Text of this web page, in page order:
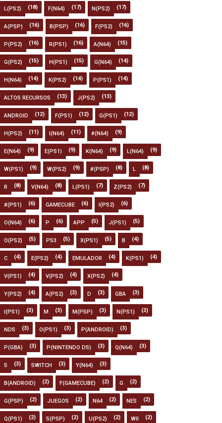
L(PS2) (18) F(N64) (17) N(PS2) (17)
A(PSP) (16) B(PSP) (16) F(PS2) (16)
P(PS2) (16) R(PS1) (16) A(N64) (15)
G(PS2) (15) H(PS1) (15) G(N64) (14)
H(N64) (14) K(PS2) (14) P(PS1) (14)
ALTOS RECURSOS (13) J(PS2) (13)
ANDROID (12) F(PS1) (12) G(PS1) (12)
H(PS2) (11) I(N64) (11) #(N64) (9)
E(N64) (9) E(PS1) (9) K(N64) (9) L(N64) (9)
W(PS1) (9) W(PS2) (9) #(PSP) (8) L (8)
R (8) V(N64) (8) L(PS1) (7) Z(PS2) (7)
#(PS1) (6) GAMECUBE (6) I(PS2) (6)
O(N64) (6) P (6) APP (5) J(PS1) (5)
O(PS2) (5) PS3 (5) X(PS1) (5) B (4)
C (4) E(PS2) (4) EMULADOR (4) K(PS1) (4)
V(PS1) (4) V(PS2) (4) X(PS2) (4)
Y(PS2) (4) A(PS2) (3) D (3) GBA (3)
I(PS1) (3) M (3) M(PSP) (3) N(PS1) (3)
NDS (3) O(PS1) (3) P(ANDROID) (3)
P(GBA) (3) P(NINTENDO DS) (3) Q(N64) (3)
S (3) SWITCH (3) Y(N64) (3)
B(ANDROID) (2) F(GAMECUBE) (2) G (2)
G(PSP) (2) JUEGOS (2) N64 (2) NES (2)
Q(PS1) (2) S(PSP) (2) U(PS2) (2) WII (2)